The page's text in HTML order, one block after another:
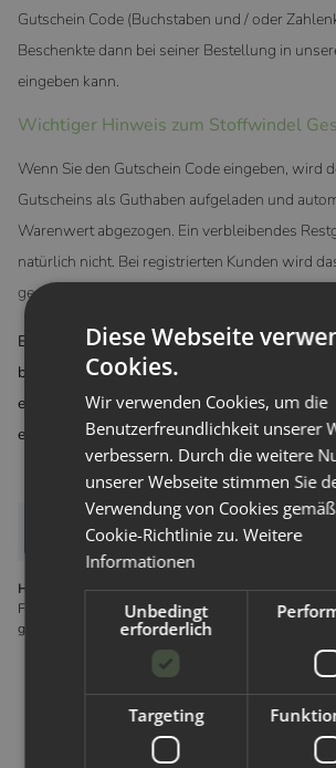
Gutschein Code (Buchstaben und / oder
Beschenkte dann bei seiner Bestellung in
eingeben kann.
Wichtiger Hinweis zum Stoffwindel
Wenn Sie den Gutschein Code eingeben, wird
Gutscheins als Guthaben aufgeladen und
Warenwert abgezogen. Ein verbleibendes
natürlich nicht. Bei registrierten Kunden wird
gespeichert und automatisch bei der nächsten
Beim unregistriertenKunden muss, wenn
bei der nächsten Bestellung der
eingegeben werden. Das Restguthaben wird
eingesetzt.
Bewertungen
Hersteller gemäß GPSR
Forx GmbH Gewerbering 14 8112 Wilkau-Haßlau
gmbh.de
passende
Diese Webseite
Cookies.
Wir verwenden Cookies, um die
Benutzerfreundlichkeit unserer
verbessern. Durch die weitere
unserer Webseite stimmen Sie
Verwendung von Cookies
Cookie-Richtlinie zu.Weitere
Informationen
Unbedingt
erforderlich
Targeting